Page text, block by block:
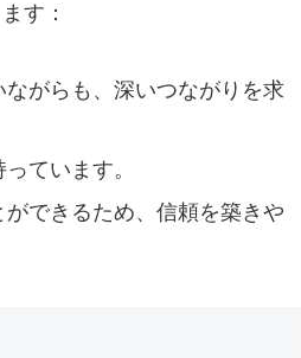
す：
がらも、深いつながりを求
ています。
できるため、信頼を築きや